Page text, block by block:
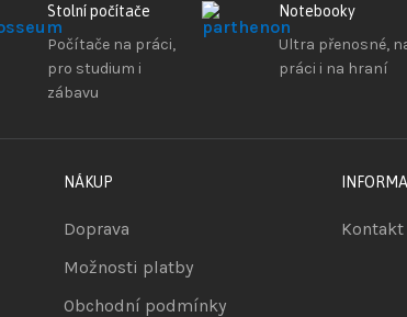
Stolní počítače
Počítače na práci,
pro studium i
zábavu
Notebooky
Ultra přenosné,
práci i na hraní
NÁKUP
Doprava
Možnosti platby
Obchodní podmínky
Kontakt